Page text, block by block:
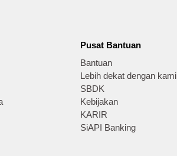
Pusat Bantuan
Bantuan
Lebih dekat dengan kami
SBDK
Kebijakan
KARIR
SiAPI Banking